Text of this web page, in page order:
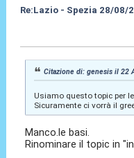
Re:Lazio - Spezia 28/08/
Citazione di: genesis il 22
Usiamo questo topic per
Sicuramente ci vorrà il
Manco.le basi.
Rinominare il topic in